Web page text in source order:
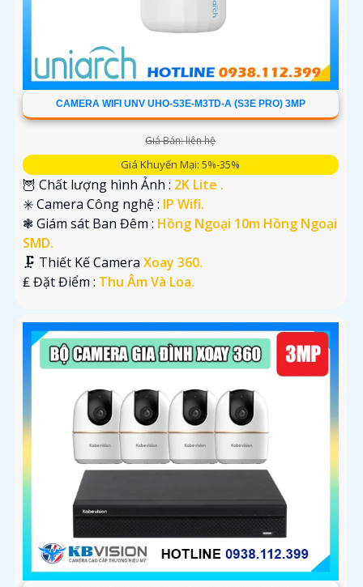
CAMERA WIFI UNV UHO-S3E-M3TD-A (S3E PRO) 3MP
Giá Bán: liên hệ
Giá Khuyến Mại: 5%-35%
🦉 Chất lượng hình Ảnh : 2K Lite .
✳️ Camera Công nghệ : IP Wifi.
❃ Giám sát Ban Đêm : Hồng Ngoại 10m Hồng Ngoại
SMD.
🗜️ Thiết Kế Camera Xoay 360.
️₤ Đặt Điểm : Thu Âm Và Loa.